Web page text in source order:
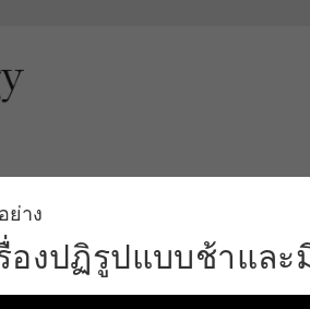
ฏิรูปแบบช้าและ
ย่าง
องปฏิรูปแบบช้าและ